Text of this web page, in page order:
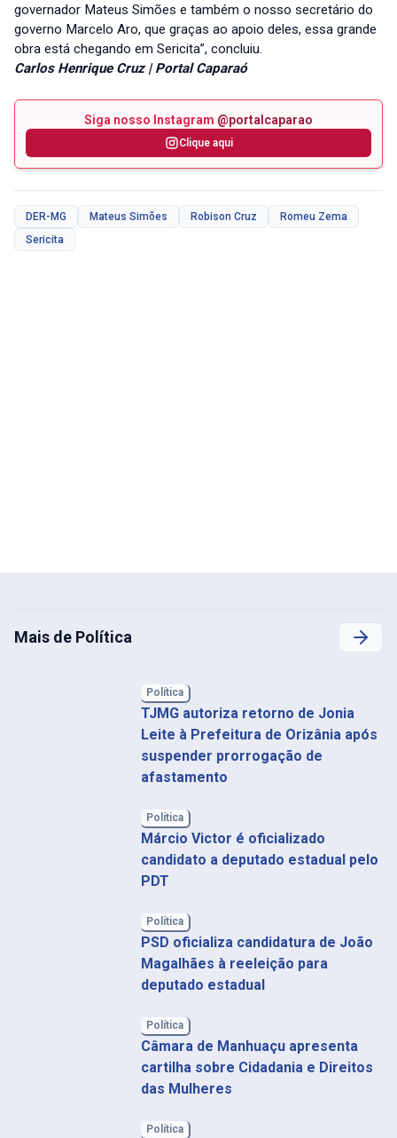
governador Mateus Simões e também o nosso secretário do
governo Marcelo Aro, que graças ao apoio deles, essa grande
obra está chegando em Sericita”, concluiu.
Carlos Henrique Cruz | Portal Caparaó
Siga nosso Instagram @portalcaparao
Clique aqui
DER-MG Mateus Simões Robison Cruz
Romeu Zema
Sericita
Mais de Política
Política
TJMG autoriza retorno de Jonia
Leite à Prefeitura de Orizânia após
suspender prorrogação de
afastamento
Política
Márcio Victor é oficializado
candidato a deputado estadual pelo
PDT
Política
PSD oficializa candidatura de João
Magalhães à reeleição para
deputado estadual
Política
Câmara de Manhuaçu apresenta
cartilha sobre Cidadania e Direitos
das Mulheres
Política